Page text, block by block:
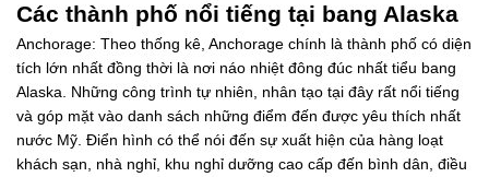
Các thành phố nổi tiếng tại bang Alaska
Anchorage: Theo thống kê, Anchorage chính là thành phố có diện
tích lớn nhất đồng thời là nơi náo nhiệt đông đúc nhất tiểu bang
Alaska. Những công trình tự nhiên, nhân tạo tại đây rất nổi tiếng
và góp mặt vào danh sách những điểm đến được yêu thích nhất
nước Mỹ. Điển hình có thể nói đến sự xuất hiện của hàng loạt
khách sạn, nhà nghỉ, khu nghỉ dưỡng cao cấp đến bình dân, điều